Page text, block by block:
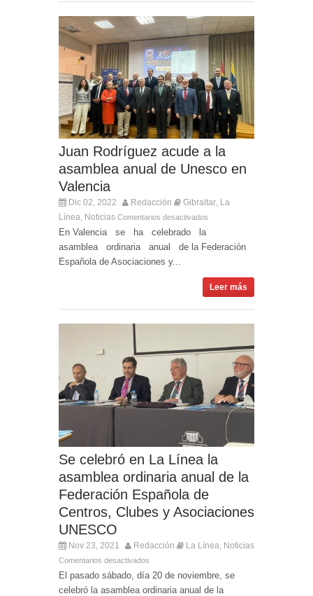
Juan Rodríguez acude a la
asamblea anual de Unesco en
Valencia
Dic 02, 2022 Redacción Gibraltar La
Línea Noticias Comentarios desactivados
En Valencia se ha celebrado la
asamblea ordinaria anual de la Federación
Española de Asociaciones y...
Leer más
Se celebró en La Línea la
asamblea ordinaria anual de la
Federación Española de
Centros, Clubes y Asociaciones
UNESCO
Nov 23, 2021 Redacción La Línea Noticias
Comentarios desactivados
El pasado sábado, día 20 de noviembre, se
celebró la asamblea ordinaria anual de la